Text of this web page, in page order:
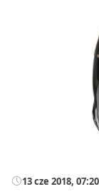
13 cze 2018, 07:20